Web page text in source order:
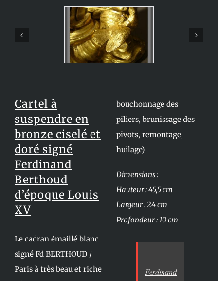
Cartel à
suspendre en
bronze ciselé et
doré signé
Ferdinand
Berthoud
d’époque Louis
XV
Le cadran émaillé blanc
signé Fd BERTHOUD /
Paris à très beau et riche
bouchonnage des
piliers, brunissage des
pivots, remontage,
huilage).
Dimensions :
Hauteur : 45,5 cm
Largeur : 24 cm
Profondeur : 10 cm
Ferdinand